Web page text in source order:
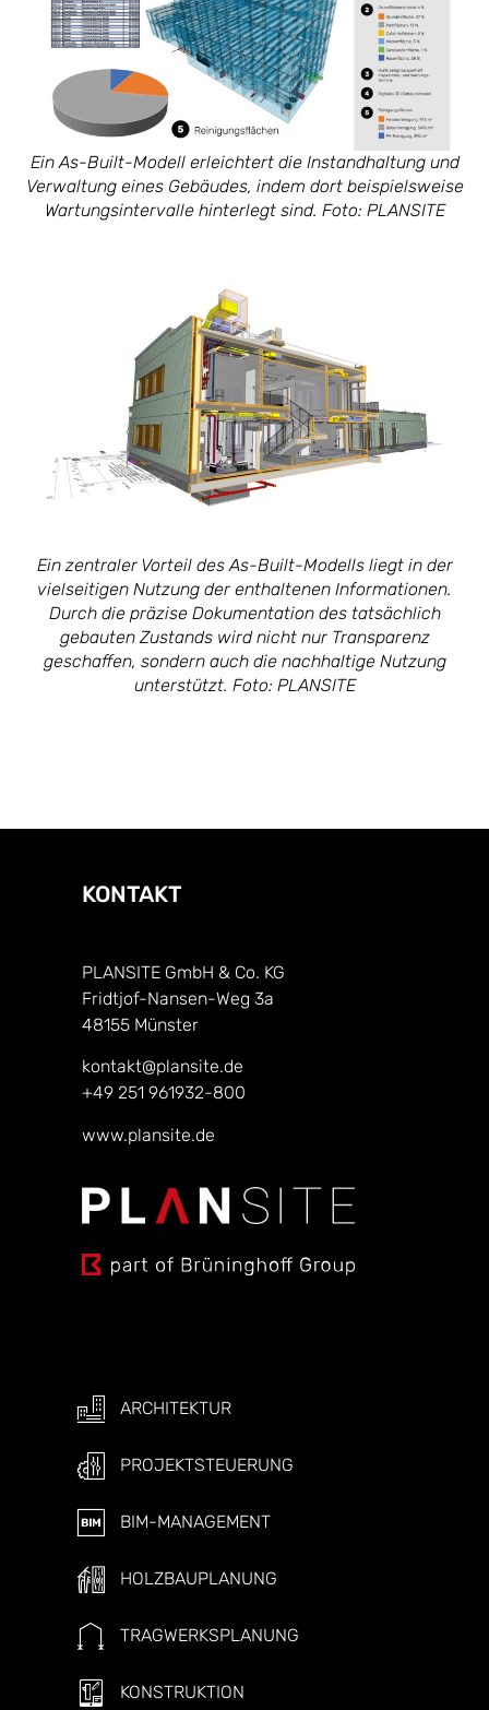
Ein As-Built-Modell erleichtert die Instandhaltung und
Verwaltung eines Gebäudes, indem dort beispielsweise
Wartungsintervalle hinterlegt sind. Foto: PLANSITE
Ein zentraler Vorteil des As-Built-Modells liegt in der
vielseitigen Nutzung der enthaltenen Informationen.
Durch die präzise Dokumentation des tatsächlich
gebauten Zustands wird nicht nur Transparenz
geschaffen, sondern auch die nachhaltige Nutzung
unterstützt. Foto: PLANSITE
KONTAKT
PLANSITE GmbH & Co. KG
Fridtjof-Nansen-Weg 3a
48155 Münster
kontakt@plansite.de
+49 251 961932-800
www.plansite.de
ARCHITEKTUR
PROJEKTSTEUERUNG
BIM-MANAGEMENT
HOLZBAUPLANUNG
TRAGWERKSPLANUNG
KONSTRUKTION